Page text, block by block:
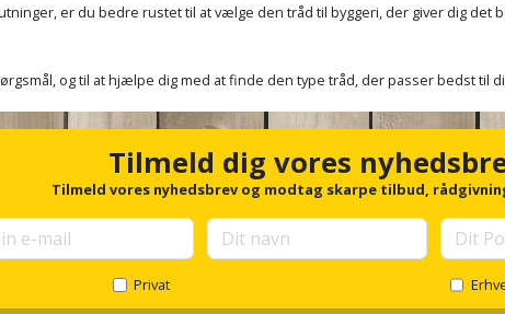
er du bedre rustet til at vælge den tråd til byggeri, der giver dig det
og til at hjælpe dig med at finde den type tråd, der passer bedst til
Tilmeld dig vores
Tilmeld vores nyhedsbrev og modtag skarpe tilbud,
Privat